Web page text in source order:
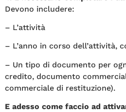
Devono includere:
– L’attività
– L’anno in corso dell’attività,
– Un tipo di documento per
credito, documento
commerciale di restituzione).
E adesso come faccio ad